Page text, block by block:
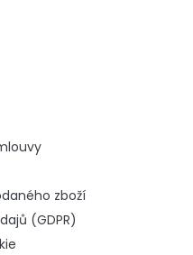
zboží
(GDPR)